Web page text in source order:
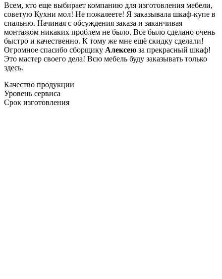
Всем, кто еще выбирает компанию для изготовления мебели,
советую Кухни мол! Не пожалеете! Я заказывала шкаф-купе в
спальню. Начиная с обсуждения заказа и заканчивая
монтажом никаких проблем не было. Все было сделано очень
быстро и качественно. К тому же мне ещё скидку сделали!
Огромное спасибо сборщику Алексею за прекрасный шкаф!
Это мастер своего дела! Всю мебель буду заказывать только
здесь.
Качество продукции
Уровень сервиса
Срок изготовления